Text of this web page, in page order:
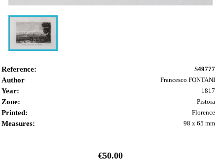
Reference: S49777
Author Francesco FONTANI
Year: 1817
Zone: Pistoia
Printed: Florence
Measures: 98 x 65 mm
€50.00